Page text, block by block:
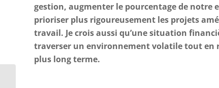
gestion, augmenter le pourcentage de notre
prioriser plus rigoureusement les projets
travail. Je crois aussi qu’une situation
traverser un environnement volatile tout en
plus long terme.